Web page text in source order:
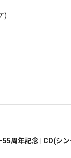
)
周年記念 | CD(シ